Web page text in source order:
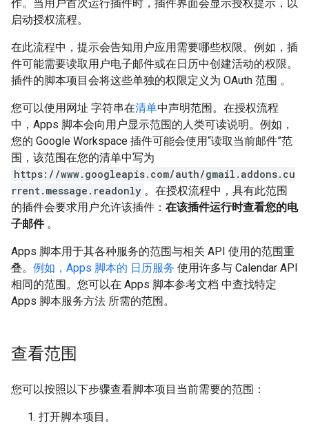
作。当用户首次运行插件时，插件界面会显示授权提示，以
启动授权流程。
在此流程中，提示会告知用户应用需要哪些权限。例如，插
件可能需要读取用户电子邮件或在日历中创建活动的权限。
插件的脚本项目会将这些单独的权限定义为 OAuth 范围 。
您可以使用网址 字符串在清单中声明范围。在授权流程
中，Apps 脚本会向用户显示范围的人类可读说明。例如，
您的 Google Workspace 插件可能会使用“读取当前邮件”范
围，该范围在您的清单中写为
https://www.googleapis.com/auth/gmail.addons.cu
rrent.message.readonly 。在授权流程中，具有此范围
的插件会要求用户允许该插件： 在该插件运行时查看您的电
子邮件。
Apps 脚本用于其各种服务的范围与相关 API 使用的范围重
叠。 例如，Apps 脚本的 日历服务 使用许多与 Calendar API
相同的范围。您可以在 Apps 脚本参考文档 中查找特定
Apps 脚本服务方法 所需的范围。
查看范围
您可以按照以下步骤查看脚本项目当前需要的范围：
打开脚本项目。